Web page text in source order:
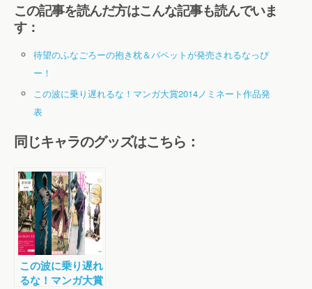
この記事を読んだ方はこんな記事も読んでいま
す：
待望のふなごろーの抱き枕＆パペットが発売されるなっぴ
ー！
この波に乗り遅れるな！マンガ大賞2014ノミネート作品発
表
同じキャラのグッズはこちら：
この波に乗り遅れ
るな！マンガ大賞